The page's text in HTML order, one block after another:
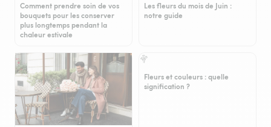
Comment prendre soin de vos
bouquets pour les conserver
plus longtemps pendant la
chaleur estivale
Les fleurs du mois de Juin :
notre guide
Fleurs et couleurs : quelle
signification ?